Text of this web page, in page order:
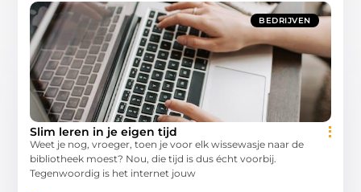
BEDRIJVEN
Slim leren in je eigen tijd
Weet je nog, vroeger, toen je voor elk wissewasje naar de
bibliotheek moest? Nou, die tijd is dus écht voorbij.
Tegenwoordig is het internet jouw